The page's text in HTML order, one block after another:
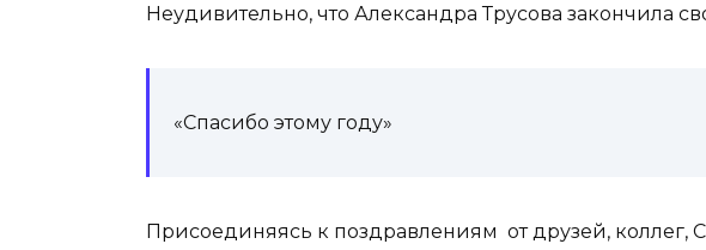
Неудивительно, что Александра Трусова закончила
«Спасибо этому году»
Присоединяясь к поздравлениям от друзей, коллег,